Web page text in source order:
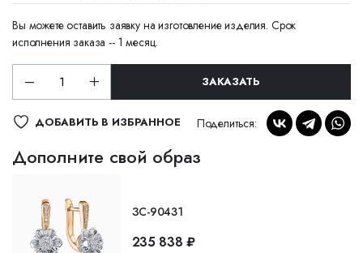
Вы можете оставить заявку на изготовление изделия. Срок
исполнения заказа -- 1 месяц.
ЗАКАЗАТЬ
ДОБАВИТЬ В ИЗБРАННОЕ Поделиться:
Дополните свой образ
ЗС-90431
235 838 ₽